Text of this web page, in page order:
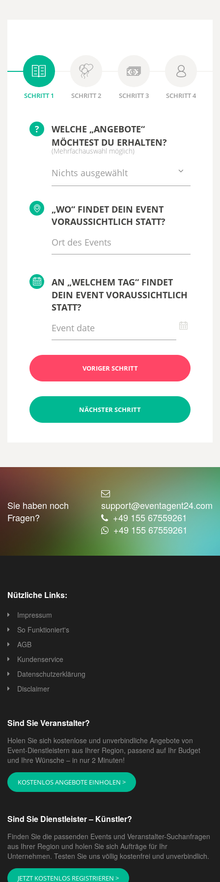
SCHRITT 1 SCHRITT 2 SCHRITT 3 SCHRITT 4
?
WELCHE „ANGEBOTE“
MÖCHTEST DU ERHALTEN?
(Mehrfachauswahl möglich)
Nichts ausgewählt
„WO“ FINDET DEIN EVENT
VORAUSSICHTLICH STATT?
AN „WELCHEM TAG“ FINDET
DEIN EVENT VORAUSSICHTLICH
STATT?
VORIGER SCHRITT
NÄCHSTER SCHRITT
Sie haben noch
Fragen?
support@eventagent24.com
+49 155 67559261
+49 155 67559261
Nützliche Links:
Impressum
So Funktioniert's
AGB
Kundenservice
Datenschutzerklärung
Disclaimer
Sind Sie Veranstalter?
Holen Sie sich kostenlose und unverbindliche Angebote von
Event-Dienstleistern aus Ihrer Region, passend auf Ihr Budget
und Ihre Wünsche – in nur 2 Minuten!
KOSTENLOS ANGEBOTE EINHOLEN >
Sind Sie Dienstleister – Künstler?
Finden Sie die passenden Events und Veranstalter-Suchanfragen
aus Ihrer Region und holen Sie sich Aufträge für Ihr
Unternehmen. Testen Sie uns völlig kostenfrei und unverbindlich.
JETZT KOSTENLOS REGISTRIEREN >